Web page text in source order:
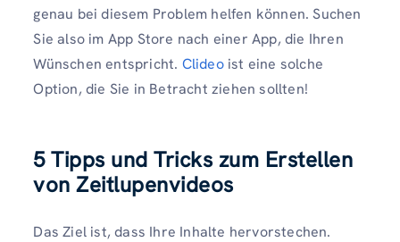
genau bei diesem Problem helfen können. Suchen
Sie also im App Store nach einer App, die Ihren
Wünschen entspricht. Clideo ist eine solche
Option, die Sie in Betracht ziehen sollten!
5 Tipps und Tricks zum Erstellen
von Zeitlupenvideos
Das Ziel ist, dass Ihre Inhalte hervorstechen.